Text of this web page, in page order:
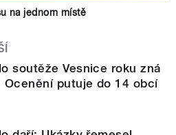
na jednom místě
soutěže Vesnice roku zná
Ocenění putuje do 14 obcí